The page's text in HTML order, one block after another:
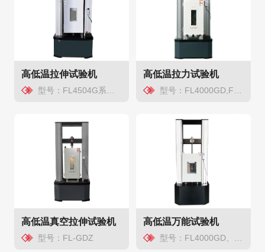
高低温拉伸试验机
型号：FL4504G系列/FL5205G系列
高低温拉力试验机
型号：FL4000GD,FL6000GD,FL5000GD
高低温真空拉伸试验机
型号：FL-GDZ
高低温万能试验机
型号：FL4000GD、FL5000GD